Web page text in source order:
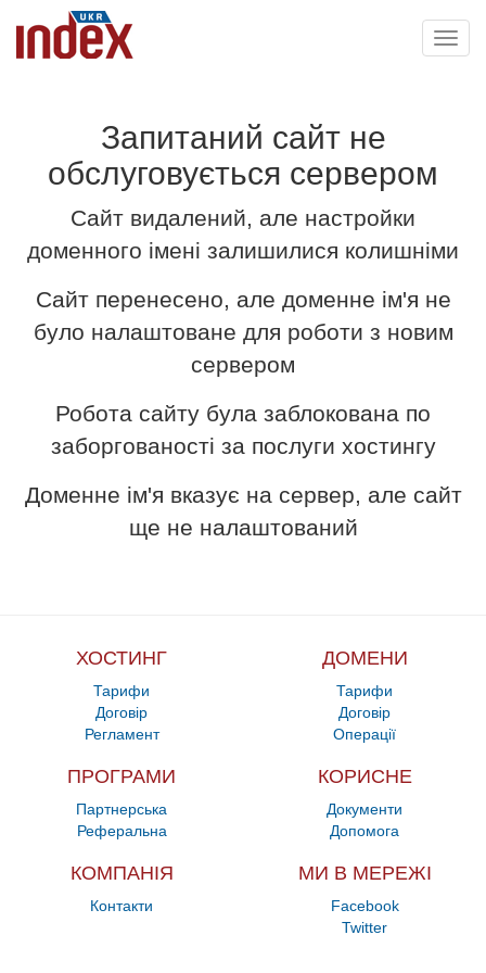
Запитаний сайт не
обслуговується сервером
Сайт видалений, але настройки
доменного імені залишилися колишніми
Сайт перенесено, але доменне ім'я не
було налаштоване для роботи з новим
сервером
Робота сайту була заблокована по
заборгованості за послуги хостингу
Доменне ім'я вказує на сервер, але сайт
ще не налаштований
ХОСТИНГ
Тарифи
Договір
Регламент
ДОМЕНИ
Тарифи
Договір
Операції
ПРОГРАМИ
Партнерська
Реферальна
КОРИСНЕ
Документи
Допомога
КОМПАНІЯ
Контакти
МИ В МЕРЕЖІ
Facebook
Twitter